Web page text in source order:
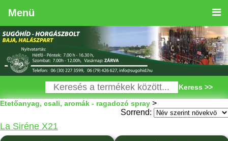
Menü
Keress >>
Etetőanyag, csali, aromák - ragadozó spray >
Sorrend:
La Siréne X21